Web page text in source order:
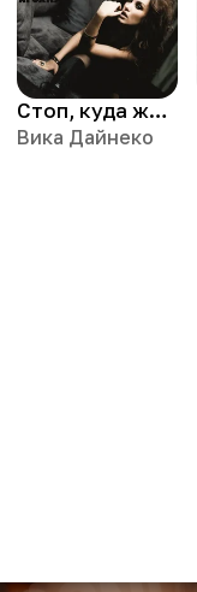
Стоп, куда же я иду
Вика Дайнеко